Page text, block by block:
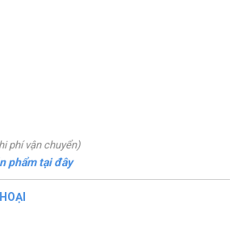
phí vận chuyển)
phẩm tại đây